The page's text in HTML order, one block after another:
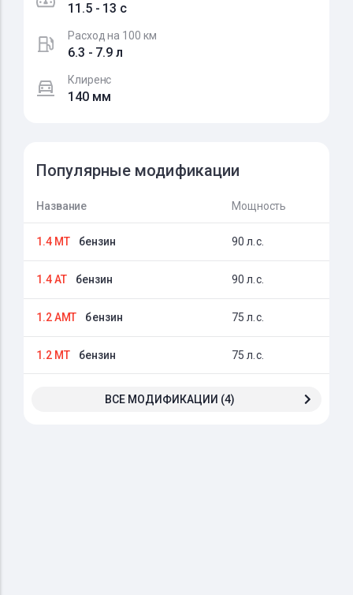
11.5 - 13 c
Расход на 100 км
6.3 - 7.9 л
Клиренс
140 мм
Популярные модификации
Название Мощность
1.4 MT бензин 90 л.с.
1.4 AT бензин 90 л.с.
1.2 AMT бензин 75 л.с.
1.2 MT бензин 75 л.с.
ВСЕ МОДИФИКАЦИИ (4)